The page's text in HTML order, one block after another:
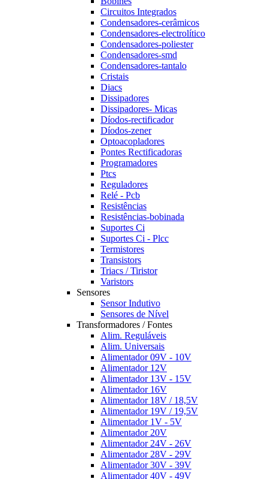
Circuitos Integrados
Condensadores-cerâmicos
Condensadores-electrolítico
Condensadores-poliester
Condensadores-smd
Condensadores-tantalo
Cristais
Diacs
Dissipadores
Dissipadores- Micas
Díodos-rectificador
Díodos-zener
Optoacopladores
Pontes Rectificadoras
Programadores
Ptcs
Reguladores
Relé - Pcb
Resistências
Resistências-bobinada
Suportes Ci
Suportes Ci - Plcc
Termistores
Transistors
Triacs / Tiristor
Varistors
Sensores
Sensor Indutivo
Sensores de Nível
Transformadores / Fontes
Alim. Reguláveis
Alim. Universais
Alimentador 09V - 10V
Alimentador 12V
Alimentador 13V - 15V
Alimentador 16V
Alimentador 18V / 18,5V
Alimentador 19V / 19,5V
Alimentador 1V - 5V
Alimentador 20V
Alimentador 24V - 26V
Alimentador 28V - 29V
Alimentador 30V - 39V
Alimentador 40V - 49V